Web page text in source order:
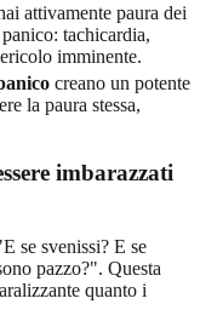
attivamente paura dei
tachicardia,
imminente.
creano un potente
la paura stessa,
imbarazzati
se svenissi? E se
pazzo?". Questa
quanto i